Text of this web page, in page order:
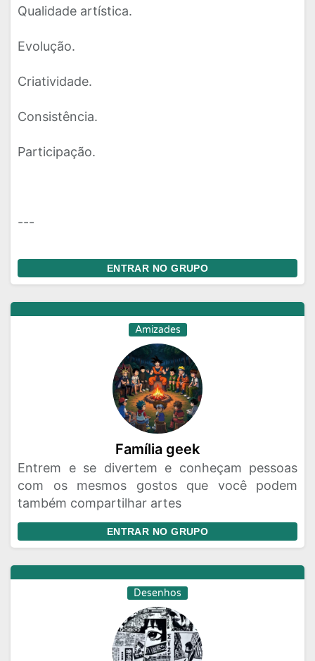
Qualidade artística.
Evolução.
Criatividade.
Consistência.
Participação.
---
ENTRAR NO GRUPO
Amizades
Família geek
Entrem e se divertem e conheçam pessoas
com os mesmos gostos que você podem
também compartilhar artes
ENTRAR NO GRUPO
Desenhos